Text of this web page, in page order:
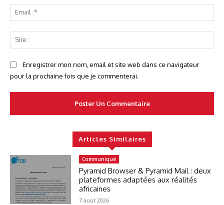
:*
:
Enregistrer mon nom, email et site web dans ce navigateur
pour la prochaine fois que je commenterai.
Articles Similaires
Communiqué
Pyramid Browser & Pyramid Mail : deux
plateformes adaptées aux réalités
africaines
7 août 2026